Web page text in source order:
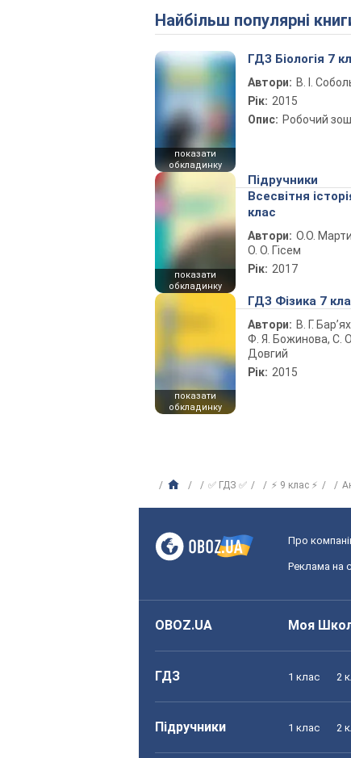
Найбільш популярні
показати
обкладинку
ГДЗ Біологія 7
Автори: В. І.
Рік: 2015
Опис: Робочий
показати
обкладинку
Підручники
Всесвітня
клас
Автори: О.О.
О. О. Гісем
Рік: 2017
показати
обкладинку
ГДЗ Фізика 7
Автори: В. Г.
Ф. Я. Божинова, С. О.
Довгий
Рік: 2015
✅ ГДЗ ✅ ⚡ 9 клас ⚡
Про
Реклама на
OBOZ.UA Моя
ГДЗ 1 клас 2
Підручники 1 клас 2